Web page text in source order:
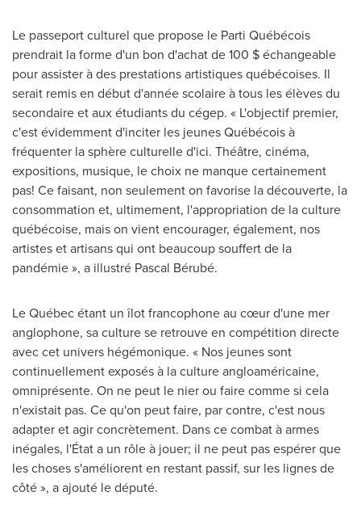
Le passeport culturel que propose le Parti Québécois
prendrait la forme d'un bon d'achat de 100 $ échangeable
pour assister à des prestations artistiques québécoises. Il
serait remis en début d'année scolaire à tous les élèves du
secondaire et aux étudiants du cégep. « L'objectif premier,
c'est évidemment d'inciter les jeunes Québécois à
fréquenter la sphère culturelle d'ici. Théâtre, cinéma,
expositions, musique, le choix ne manque certainement
pas! Ce faisant, non seulement on favorise la découverte, la
consommation et, ultimement, l'appropriation de la culture
québécoise, mais on vient encourager, également, nos
artistes et artisans qui ont beaucoup souffert de la
pandémie », a illustré Pascal Bérubé.
Le Québec étant un îlot francophone au cœur d'une mer
anglophone, sa culture se retrouve en compétition directe
avec cet univers hégémonique. « Nos jeunes sont
continuellement exposés à la culture angloaméricaine,
omniprésente. On ne peut le nier ou faire comme si cela
n'existait pas. Ce qu'on peut faire, par contre, c'est nous
adapter et agir concrètement. Dans ce combat à armes
inégales, l'État a un rôle à jouer; il ne peut pas espérer que
les choses s'améliorent en restant passif, sur les lignes de
côté », a ajouté le député.